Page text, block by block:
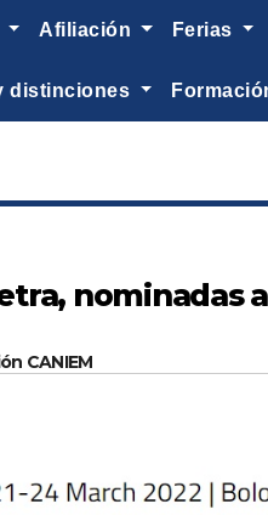
afiliación ferias
distinciones
nominadas
CANIEM